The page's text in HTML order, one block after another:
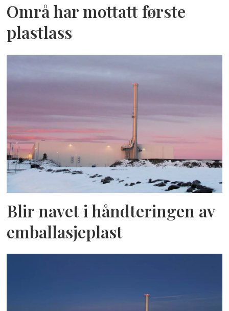
Områ har mottatt første
plastlass
Blir navet i håndteringen av
emballasjeplast